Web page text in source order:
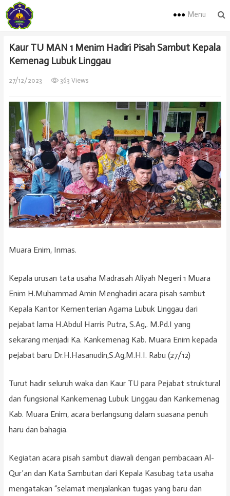
Menu
Kaur TU MAN 1 Menim Hadiri Pisah Sambut Kepala
Kemenag Lubuk Linggau
27/12/2023 363 Views
Muara Enim, Inmas.
Kepala urusan tata usaha Madrasah Aliyah Negeri 1 Muara
Enim H.Muhammad Amin Menghadiri acara pisah sambut
Kepala Kantor Kementerian Agama Lubuk Linggau dari
pejabat lama H.Abdul Harris Putra, S.Ag,. M.Pd.I yang
sekarang menjadi Ka. Kankemenag Kab. Muara Enim kepada
pejabat baru Dr.H.Hasanudin,S.Ag,M.H.I. Rabu (27/12)
Turut hadir seluruh waka dan Kaur TU para Pejabat struktural
dan fungsional Kankemenag Lubuk Linggau dan Kankemenag
Kab. Muara Enim, acara berlangsung dalam suasana penuh
haru dan bahagia.
Kegiatan acara pisah sambut diawali dengan pembacaan Al-
Qur’an dan Kata Sambutan dari Kepala Kasubag tata usaha
mengatakan “selamat menjalankan tugas yang baru dan